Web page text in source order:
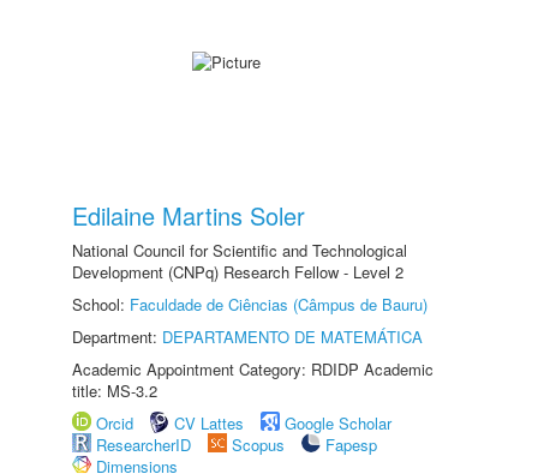
Edilaine Martins Soler
National Council for Scientific and Technological
Development (CNPq) Research Fellow - Level 2
School: Faculdade de Ciências (Câmpus de Bauru)
Department: DEPARTAMENTO DE MATEMÁTICA
Academic Appointment Category: RDIDP Academic
title: MS-3.2
Orcid
CV Lattes
Google Scholar
ResearcherID
Scopus
Fapesp
Dimensions